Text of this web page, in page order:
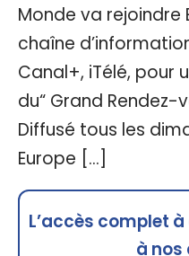
Monde va rejoindre
chaîne
Canal+, iTélé, pour
du“ Grand Rendez-
Diffusé tous les
Europe […]
L’accès complet
à nos